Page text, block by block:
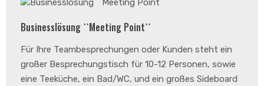
Businesslösung ``Meeting Point``
Für Ihre Teambesprechungen oder Kunden steht ein
großer Besprechungstisch für 10-12 Personen, sowie
eine Teeküche, ein Bad/WC, und ein großes Sideboard